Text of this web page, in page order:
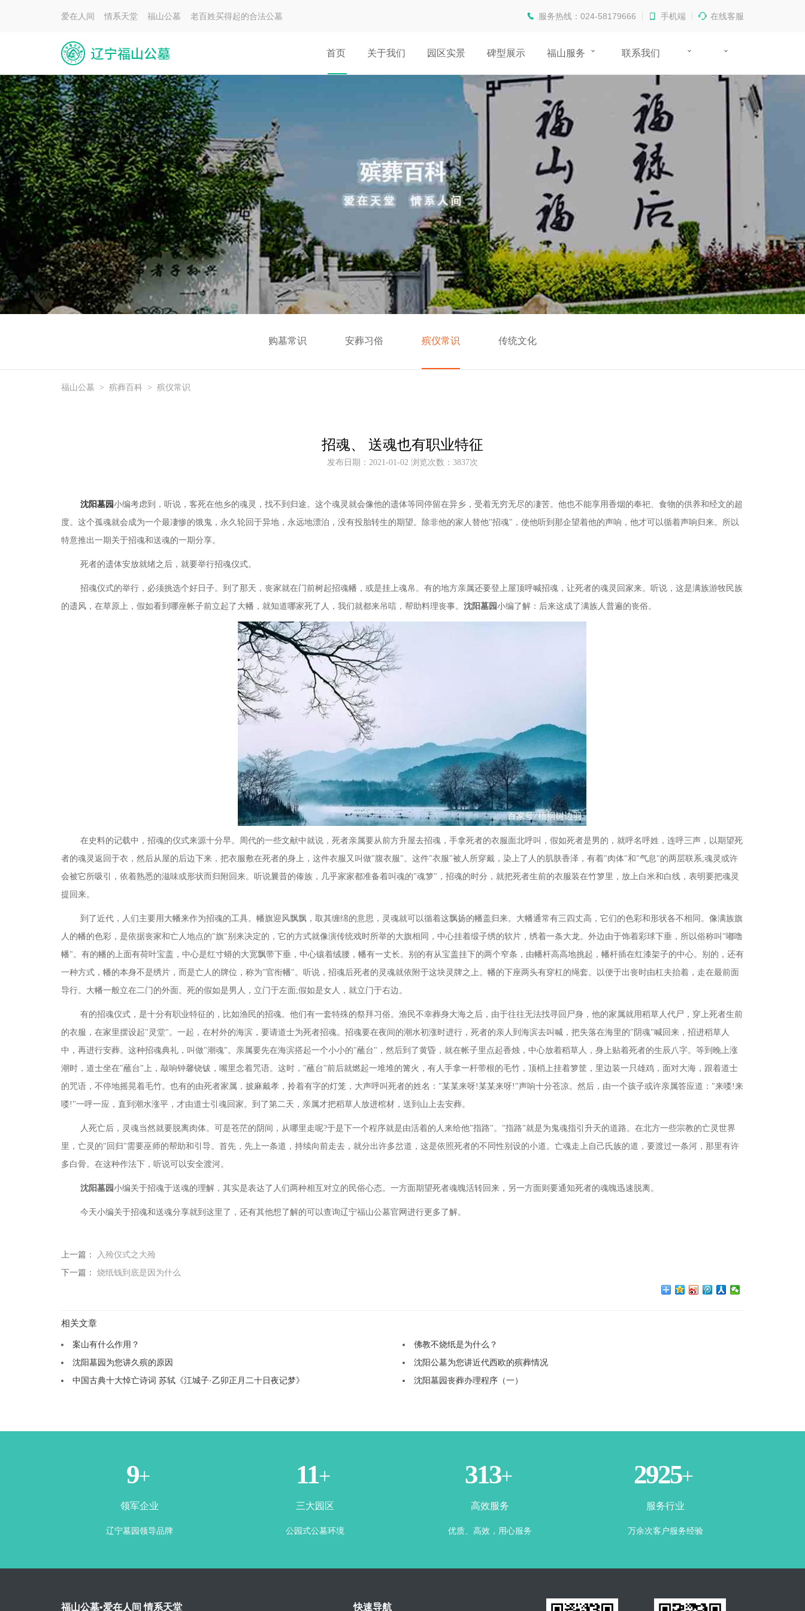
爱在人间 情系天堂 福山公墓 老百姓买得起的合法公墓 服务热线：024-58179666 手机端 在线客服
首页 关于我们 园区实景 碑型展示 福山服务 联系我们
购墓常识 安葬习俗 殡仪常识 传统文化
福山公墓 > 殡葬百科 > 殡仪常识
招魂、 送魂也有职业特征
发布日期：2021-01-02 浏览次数：3837次
沈阳墓园小编考虑到，听说，客死在他乡的魂灵，找不到归途。这个魂灵就会像他的遗体等同停留在异乡，受着无穷无尽的凄苦。他也不能享用香烟的奉祀、食物的供养和经文的超
度。这个孤魂就会成为一个最凄惨的饿鬼，永久轮回于异地，永远地漂泊，没有投胎转生的期望。除非他的家人替他"招魂"，使他听到那企望着他的声响，他才可以循着声响归来。所以
特意推出一期关于招魂和送魂的一期分享。
死者的遗体安放就绪之后，就要举行招魂仪式。
招魂仪式的举行，必须挑选个好日子。到了那天，丧家就在门前树起招魂幡，或是挂上魂帛。有的地方亲属还要登上屋顶呼喊招魂，让死者的魂灵回家来。听说，这是满族游牧民族
的遗风，在草原上，假如看到哪座帐子前立起了大幡，就知道哪家死了人，我们就都来吊唁，帮助料理丧事。 沈阳墓园小编了解：后来这成了满族人普遍的丧俗。
在史料的记载中，招魂的仪式来源十分早。周代的一些文献中就说，死者亲属要从前方升屋去招魂，手拿死者的衣服面北呼叫，假如死者是男的，就呼名呼姓，连呼三声，以期望死
者的魂灵返回于衣，然后从屋的后边下来，把衣服敷在死者的身上，这件衣服又叫做"腹衣服"。这件"衣服"被人所穿戴，染上了人的肌肤香泽，有着"肉体"和"气息"的两层联系;魂灵或许
会被它所吸引，依着熟悉的滋味或形状而归附回来。听说曩昔的傣族，几乎家家都准备着叫魂的"魂箩"，招魂的时分，就把死者生前的衣服装在竹箩里，放上白米和白线，表明要把魂灵
提回来。
到了近代，人们主要用大幡来作为招魂的工具。幡旗迎风飘飘，取其缠绵的意思，灵魂就可以循着这飘扬的幡盖归来。大幡通常有三四丈高，它们的色彩和形状各不相同。像满族旗
人的幡的色彩，是依据丧家和亡人地点的"旗"别来决定的，它的方式就像演传统戏时所举的大旗相同，中心挂着缎子绣的软片，绣着一条大龙。外边由于饰着彩球下垂，所以俗称叫"嘟噜
幡"。有的幡的上面有荷叶宝盖，中心是红寸蟒的大宽飘带下垂，中心镶着绒腰，幡有一丈长。别的有从宝盖挂下的两个窄条，由幡杆高高地挑起，幡杆插在红漆架子的中心。别的，还有
一种方式，幡的本身不是绣片，而是亡人的牌位，称为"官衔幡"。听说，招魂后死者的灵魂就依附于这块灵牌之上。幡的下座两头有穿杠的绳套。以便于出丧时由杠夫抬着，走在最前面
导行。大幡一般立在二门的外面。死的假如是男人，立门于左面;假如是女人，就立门于右边。
有的招魂仪式，是十分有职业特征的，比如渔民的招魂。他们有一套特殊的祭拜习俗。渔民不幸葬身大海之后，由于往往无法找寻回尸身，他的家属就用稻草人代尸，穿上死者生前
的衣服，在家里摆设起"灵堂"。一起，在村外的海滨，要请道士为死者招魂。招魂要在夜间的潮水初涨时进行，死者的亲人到海滨去叫喊，把失落在海里的"阴魂"喊回来，招进稻草人
中，再进行安葬。这种招魂典礼，叫做"潮魂"。亲属要先在海滨搭起一个小小的"蘸台"，然后到了黄昏，就在帐子里点起香烛，中心放着稻草人，身上贴着死者的生辰八字。等到晚上涨
潮时，道士坐在"蘸台"上，敲响钟馨铙钹，嘴里念着咒语。这时，"蘸台"前后就燃起一堆堆的篝火，有人手拿一杆带根的毛竹，顶梢上挂着箩筐，里边装一只雄鸡，面对大海，跟着道士
的咒语，不停地摇晃着毛竹。也有的由死者家属，披麻戴孝，拎着有字的灯笼，大声呼叫死者的姓名："某某来呀!某某来呀!"声响十分苍凉。然后，由一个孩子或许亲属答应道："来喽!来
喽!"一呼一应，直到潮水涨平，才由道士引魂回家。到了第二天，亲属才把稻草人放进棺材，送到山上去安葬。
人死亡后，灵魂当然就要脱离肉体。可是苍茫的阴间，从哪里走呢?于是下一个程序就是由活着的人来给他"指路"。"指路"就是为鬼魂指引升天的道路。在北方一些宗教的亡灵世界
里，亡灵的"回归"需要巫师的帮助和引导。首先，先上一条道，持续向前走去，就分出许多岔道，这是依照死者的不同性别设的小道。亡魂走上自己氏族的道，要渡过一条河，那里有许
多白骨。在这种作法下，听说可以安全渡河。
沈阳墓园小编关于招魂于送魂的理解，其实是表达了人们两种相互对立的民俗心态。一方面期望死者魂魄活转回来，另一方面则要通知死者的魂魄迅速脱离。
今天小编关于招魂和送魂分享就到这里了，还有其他想了解的可以查询辽宁福山公墓官网进行更多了解。
上一篇：
入殓仪式之大殓
下一篇： 烧纸钱到底是因为什么
相关文章
案山有什么作用？
佛教不烧纸是为什么？
沈阳墓园为您讲久殡的原因
沈阳公墓为您讲近代西欧的殡葬情况
中国古典十大悼亡诗词 苏轼《江城子·乙卯正月二十日夜记梦》
沈阳墓园丧葬办理程序（一）
1+
领军企业
辽宁墓园领导品牌
3+
三大园区
公园式公墓环境
365+
高效服务
优质、高效，用心服务
3500+
服务行业
万余次客户服务经验
福山公墓•爱在人间 情系天堂 快速导航